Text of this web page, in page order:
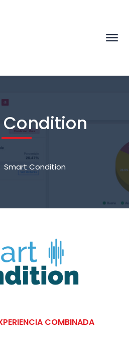
Smart Condition
COMBINADA